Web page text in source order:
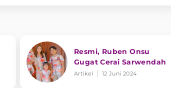
Resmi, Ruben Onsu
Gugat Cerai Sarwendah
Artikel 12 Juni 2024